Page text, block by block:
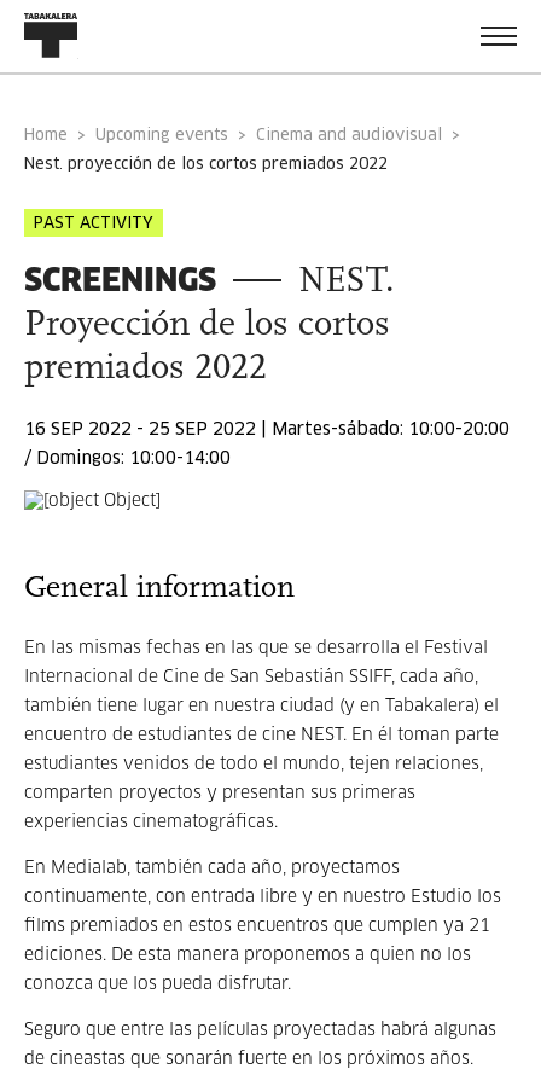
Home Upcoming events
Cinema and audiovisual
nest. proyección de los cortos premiados 2022
PAST ACTIVITY
SCREENINGS
NEST.
Proyección de los cortos
premiados 2022
16 SEP 2022 - 25 SEP 2022 | Martes-sábado: 10:00-20:00
/ Domingos: 10:00-14:00
General information
En las mismas fechas en las que se desarrolla el Festival
Internacional de Cine de San Sebastián SSIFF, cada año,
también tiene lugar en nuestra ciudad (y en Tabakalera) el
encuentro de estudiantes de cine NEST. En él toman parte
estudiantes venidos de todo el mundo, tejen relaciones,
comparten proyectos y presentan sus primeras
experiencias cinematográficas.
En Medialab, también cada año, proyectamos
continuamente, con entrada libre y en nuestro Estudio los
films premiados en estos encuentros que cumplen ya 21
ediciones. De esta manera proponemos a quien no los
conozca que los pueda disfrutar.
Seguro que entre las películas proyectadas habrá algunas
de cineastas que sonarán fuerte en los próximos años.